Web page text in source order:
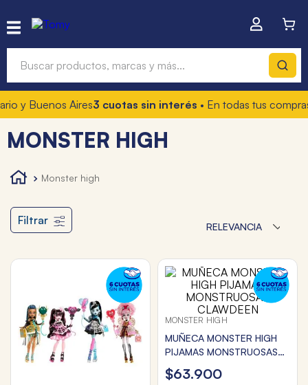
y Buenos Aires3 cuotas sin interés• En todas tus compras
MONSTER HIGH
monster high
Filtrar RELEVANCIA
MONSTER HIGH
MUÑECA MONSTER HIGH
PIJAMAS MONSTRUOSAS
CLAWDEEN
$63.900
Términos más buscados
1.
hot wheels
3.
4. marcadores